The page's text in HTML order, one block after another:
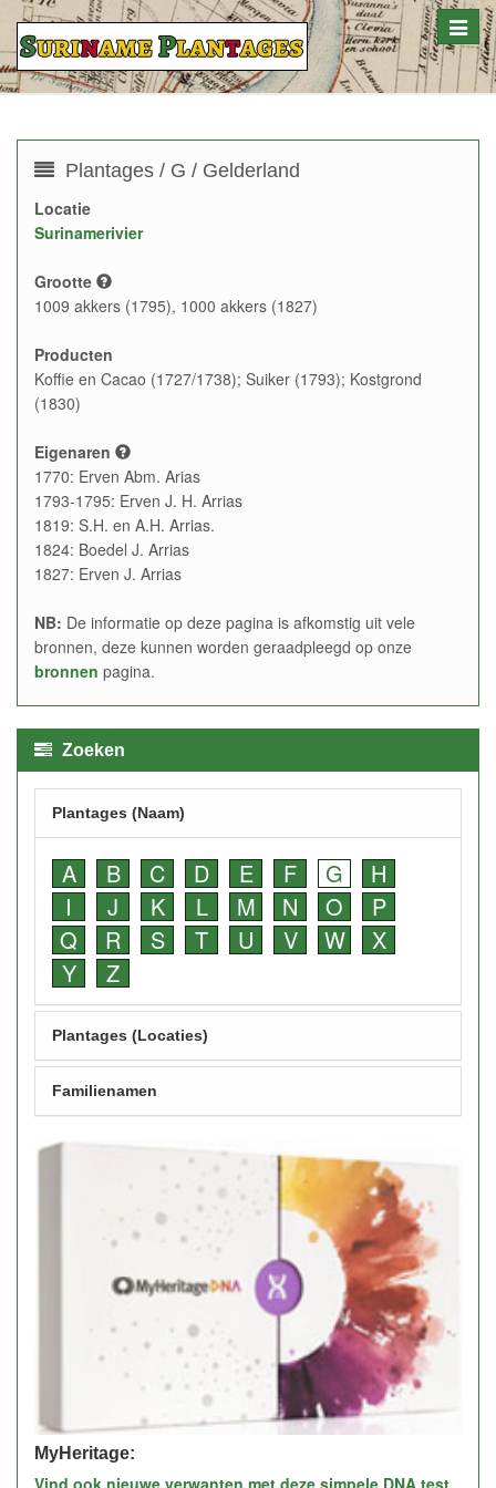
Toggle
Plantages / G / Gelderland
Locatie
Surinamerivier
Grootte
1009 akkers (1795), 1000 akkers (1827)
Producten
Koffie en Cacao (1727/1738); Suiker (1793); Kostgrond
(1830)
Eigenaren
1770: Erven Abm. Arias
1793-1795: Erven J. H. Arrias
1819: S.H. en A.H. Arrias.
1824: Boedel J. Arrias
1827: Erven J. Arrias
NB: De informatie op deze pagina is afkomstig uit vele
bronnen, deze kunnen worden geraadpleegd op onze
bronnen pagina.
Zoeken
Plantages (Naam)
A B C D E F G
H
I
J K L M N O
P
Q
R S T U V W
X
Y
Z
Plantages (Locaties)
Familienamen
MyHeritage: